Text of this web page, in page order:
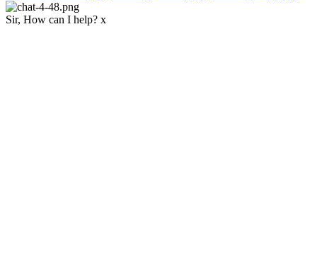
Sir, How can I help? x